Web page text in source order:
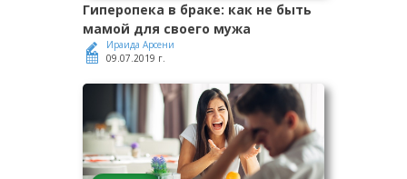
Гиперопека в браке: как не быть
мамой для своего мужа
Ираида Арсени
09.07.2019 г.